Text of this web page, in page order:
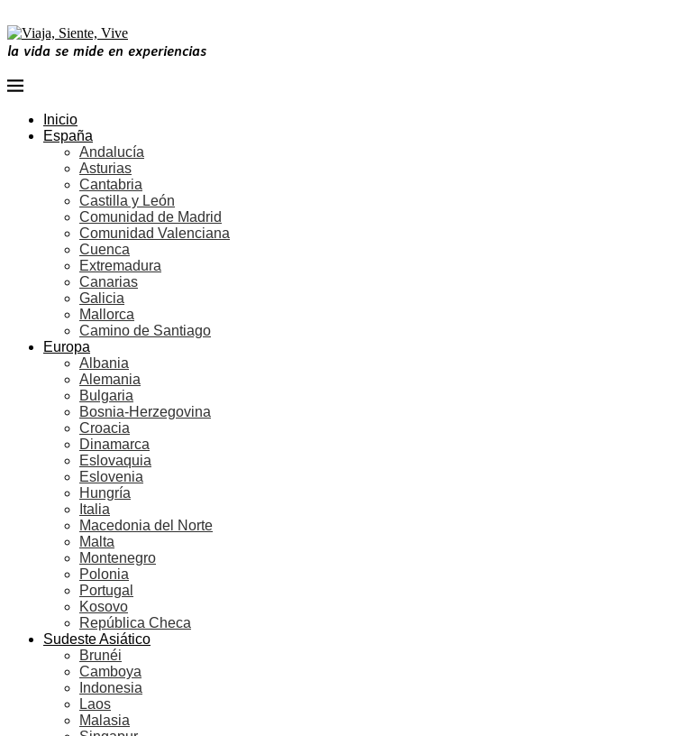
la vida se mide en experiencias
Inicio
España
Andalucía
Asturias
Cantabria
Castilla y León
Comunidad de Madrid
Comunidad Valenciana
Cuenca
Extremadura
Canarias
Galicia
Mallorca
Camino de Santiago
Europa
Albania
Alemania
Bulgaria
Bosnia-Herzegovina
Croacia
Dinamarca
Eslovaquia
Eslovenia
Hungría
Italia
Macedonia del Norte
Malta
Montenegro
Polonia
Portugal
Kosovo
República Checa
Sudeste Asiático
Brunéi
Camboya
Indonesia
Laos
Malasia